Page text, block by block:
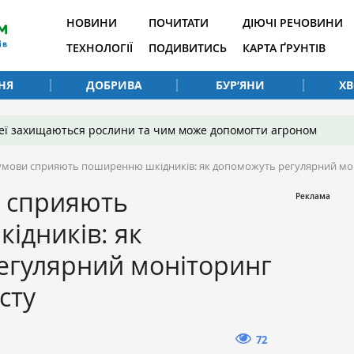
НОВИНИ
ТЕХНОЛОГІЇ
ПОЧИТАТИ
ПОДИВИТИСЬ
ДІЮЧІ РЕЧОВИНИ
КАРТА ҐРУНТІВ
ДОБРИВА БУР’ЯНИ
захищаються рослини та чим може допомогти агроном
сприяють поширенню шкідників: як допоможуть регулярний
сприяють
як
моніторинг
72